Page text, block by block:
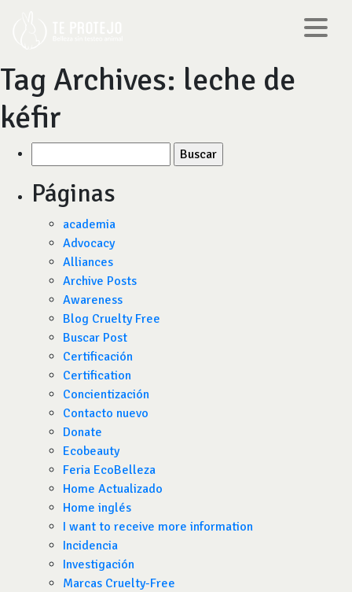
Tag Archives: leche de
kéfir
por:
Páginas
academia
Advocacy
Alliances
Archive Posts
Awareness
Blog Cruelty Free
Buscar Post
Certificación
Certification
Concientización
Contacto nuevo
Donate
Ecobeauty
Feria EcoBelleza
Home Actualizado
Home inglés
I want to receive more information
Incidencia
Investigación
Marcas Cruelty-Free